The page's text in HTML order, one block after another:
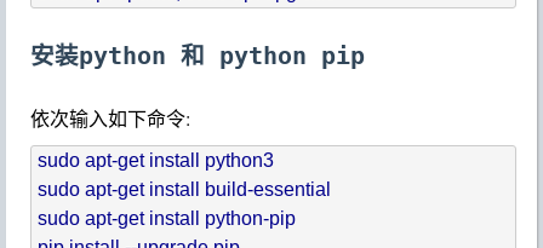
安装python 和 python pip
依次输入如下命令:
sudo apt-get install python3
sudo apt-get install build-essential
sudo apt-get install python-pip